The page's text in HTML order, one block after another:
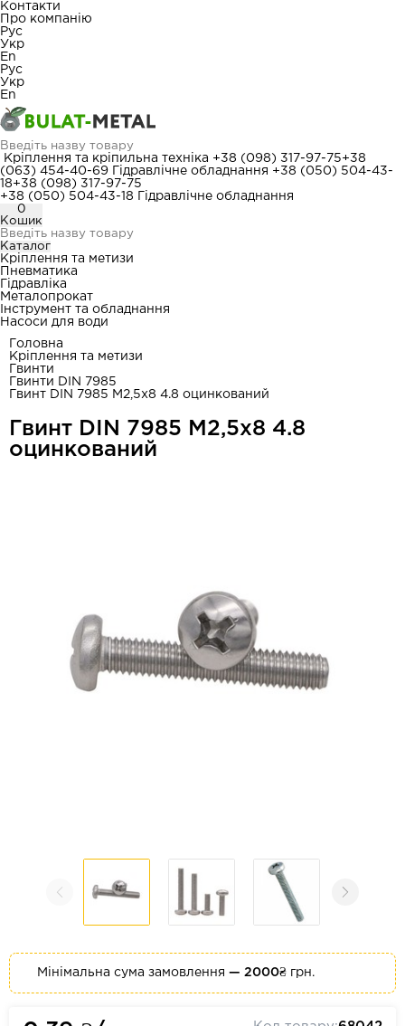
Контакти
Про компанію
Рус
Укр
En
Рус
Укр
En
Кріплення та кріпильна техніка +38 (098) 317-97-75+38
(063) 454-40-69
Гідравлічне обладнання +38 (050) 504-43-
18+38 (098) 317-97-75
+38 (050) 504-43-18
Гідравлічне обладнання
0
Кошик
Каталог
Кріплення та метизи
Пневматика
Гідравліка
Металопрокат
Інструмент та обладнання
Насоси для води
Головна
Кріплення та метизи
Гвинти
Гвинти DIN 7985
Гвинт DIN 7985 М2,5x8 4.8 оцинкований
Гвинт DIN 7985 М2,5x8 4.8
оцинкований
Мінімальна сума замовлення — 2000₴ грн.